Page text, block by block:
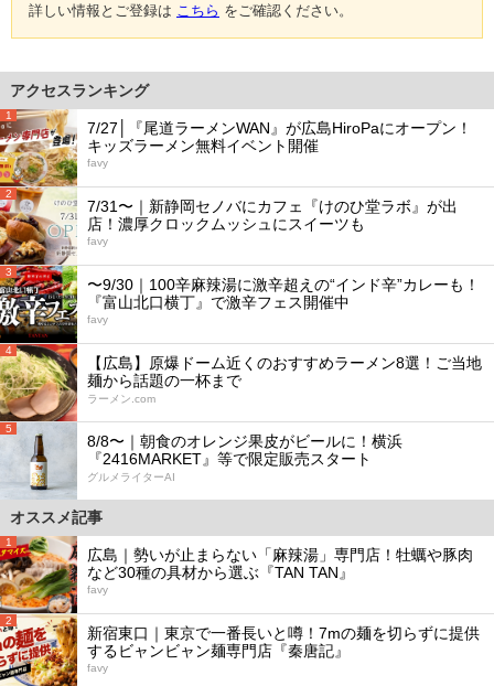
詳しい情報とご登録は こちら をご確認ください。
アクセスランキング
1
7/27│『尾道ラーメンWAN』が広島HiroPaにオープン！
キッズラーメン無料イベント開催
favy
2
7/31〜｜新静岡セノバにカフェ『けのひ堂ラボ』が出
店！濃厚クロックムッシュにスイーツも
favy
3
〜9/30｜100辛麻辣湯に激辛超えの“インド辛”カレーも！
『富山北口横丁』で激辛フェス開催中
favy
4
【広島】原爆ドーム近くのおすすめラーメン8選！ご当地
麺から話題の一杯まで
ラーメン.com
5
8/8〜｜朝食のオレンジ果皮がビールに！横浜
『2416MARKET』等で限定販売スタート
グルメライターAI
オススメ記事
1
広島｜勢いが止まらない「麻辣湯」専門店！牡蠣や豚肉
など30種の具材から選ぶ『TAN TAN』
favy
2
新宿東口｜東京で一番長いと噂！7mの麺を切らずに提供
するビャンビャン麺専門店『秦唐記』
favy